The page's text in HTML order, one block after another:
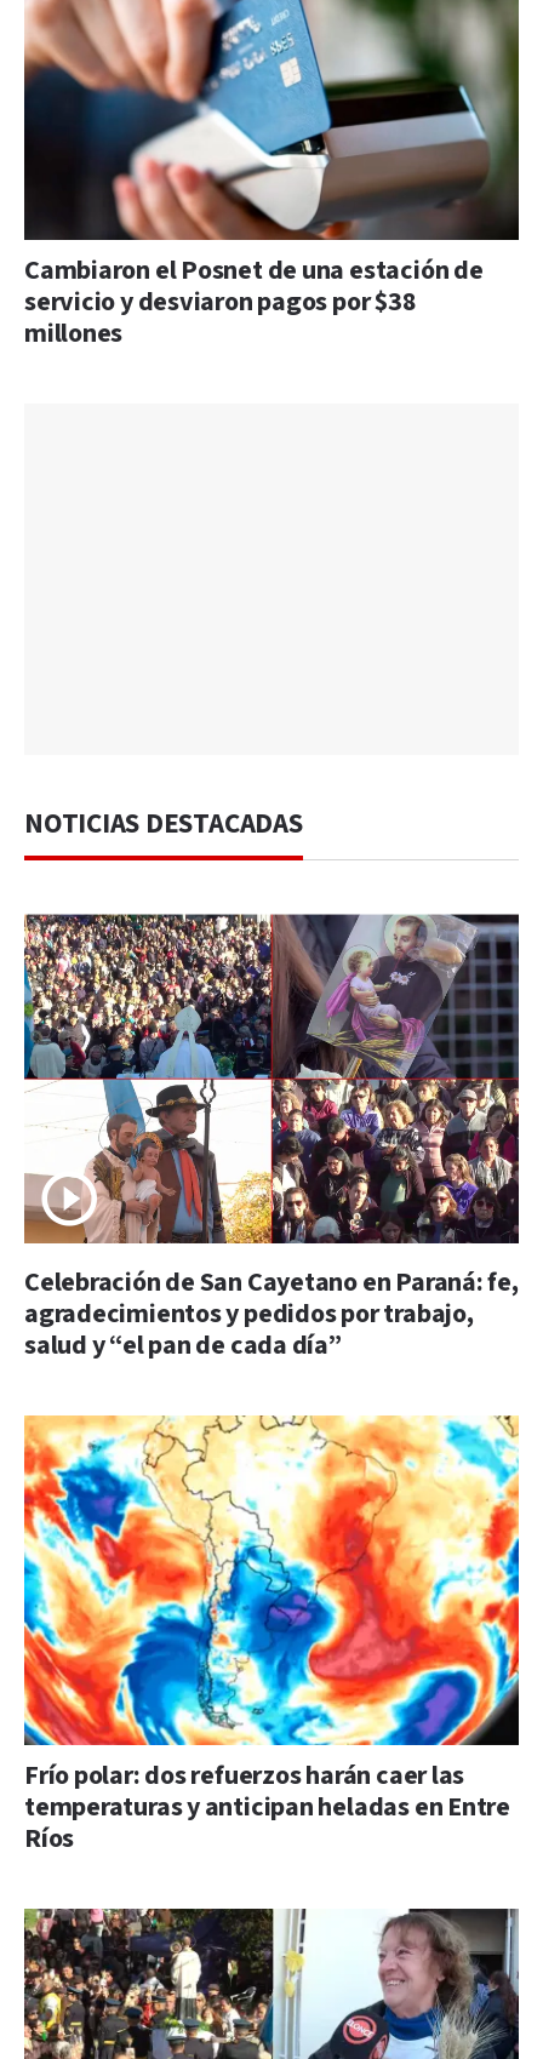
Cambiaron el Posnet de una estación de
servicio y desviaron pagos por $38
millones
NOTICIAS DESTACADAS
Celebración de San Cayetano en Paraná: fe,
agradecimientos y pedidos por trabajo,
salud y “el pan de cada día”
Frío polar: dos refuerzos harán caer las
temperaturas y anticipan heladas en Entre
Ríos